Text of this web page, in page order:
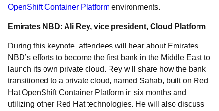
OpenShift Container Platform environments.
Emirates NBD: Ali Rey, vice president, Cloud Platform
During this keynote, attendees will hear about Emirates
NBD’s efforts to become the first bank in the Middle East to
launch its own private cloud. Rey will share how the bank
transitioned to a private cloud, named Sahab, built on Red
Hat OpenShift Container Platform in six months and
utilizing other Red Hat technologies. He will also discuss